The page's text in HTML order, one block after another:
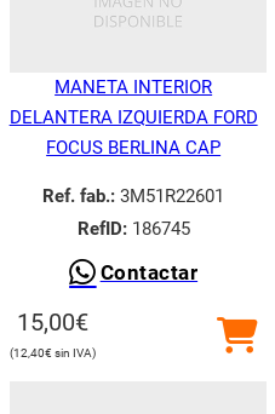
MANETA INTERIOR
DELANTERA IZQUIERDA FORD
FOCUS BERLINA CAP
Ref. fab.: 3M51R22601
RefID:186745
Contactar
15,00€
12,40€